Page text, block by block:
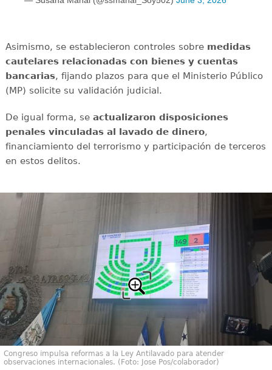
Asimismo, se establecieron controles sobre medidas
cautelares relacionadas con bienes y cuentas
bancarias, fijando plazos para que el Ministerio Público
(MP) solicite su validación judicial.
De igual forma, se actualizaron disposiciones
penales vinculadas al lavado de dinero,
financiamiento del terrorismo y participación de terceros
en estos delitos.
Congreso impulsa reformas a la Ley Antilavado para atender
observaciones internacionales. (Foto: Jose Pos/colaborador)